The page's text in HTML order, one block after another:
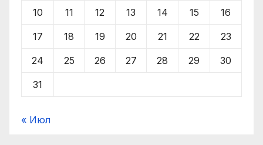
10 11 12 13 14 15 16
17 18 19 20 21 22 23
24 25 26 27 28 29 30
31
« Июл